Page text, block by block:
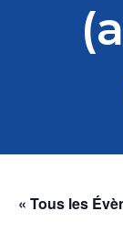
« Tous les